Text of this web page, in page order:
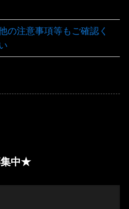
の注意事項等もご確認く
集中★